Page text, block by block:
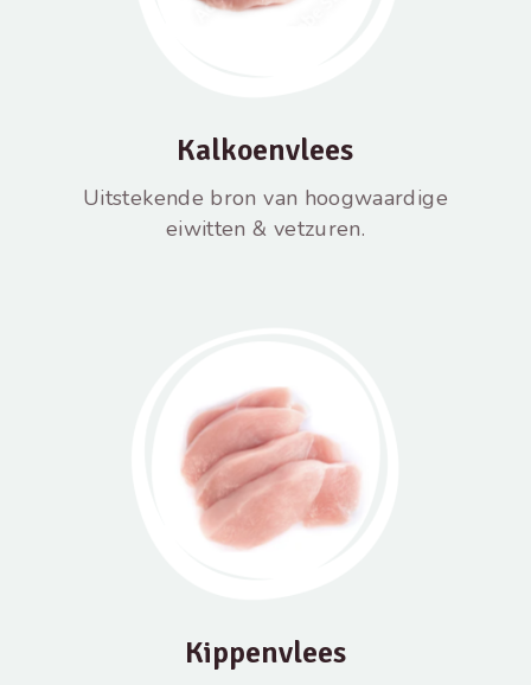
Kalkoenvlees
Uitstekende bron van hoogwaardige
eiwitten & vetzuren.
Kippenvlees